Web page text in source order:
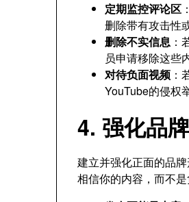
定期监控评论区
删除带有攻击性
删除不实信息 ：
员申请移除这些
对待负面视频 ：
YouTube的侵权
4. 强化品
建立并强化正面的品
相信你的内容，而不是